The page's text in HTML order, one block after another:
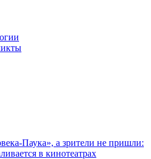
Паука», а зрители не пришли:
в кинотеатрах